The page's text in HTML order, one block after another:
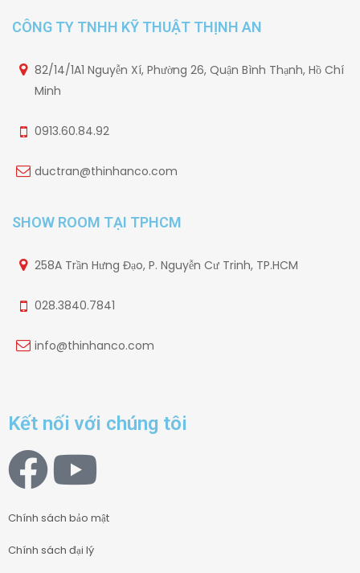
CÔNG TY TNHH KỸ THUẬT THỊNH AN
82/14/1A1 Nguyễn Xí, Phường 26, Quận Bình Thạnh, Hồ Chí
Minh
0913.60.84.92
ductran@thinhanco.com
SHOW ROOM TẠI TPHCM
258A Trần Hưng Đạo, P. Nguyễn Cư Trinh, TP.HCM
028.3840.7841
info@thinhanco.com
Kết nối với chúng tôi
Chính sách bảo mật
Chính sách đại lý